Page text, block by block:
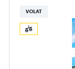
VOLAT